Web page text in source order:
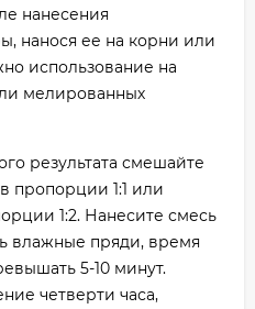
нанесения
нанося ее на корни или
использование на
мелированных
результата смешайте
пропорции 1:1 или
1:2. Нанесите смесь
влажные пряди, время
5-10 минут.
четверти часа,